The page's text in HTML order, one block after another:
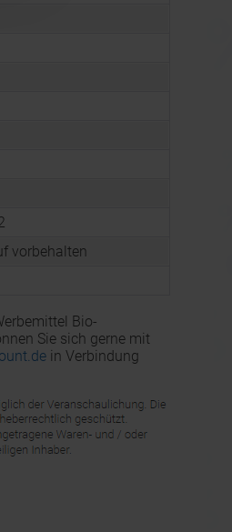
vorbehalten
Bio-
Sie sich gerne mit
in Verbindung